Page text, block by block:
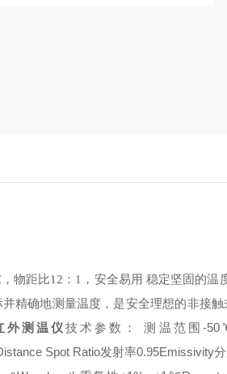
，物距比12 ： 1 ，安全易用 稳定坚固的温
精确地测量温度，是安全理想的非接
外测温仪 技术参数： 测温范围 -
Spot Ratio发射率0.95Emissivity